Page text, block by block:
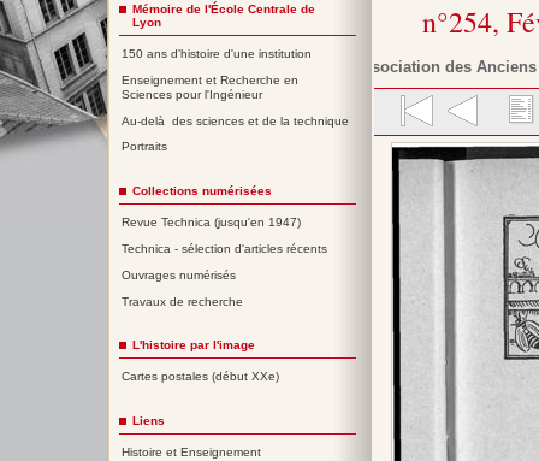
n°254,
Association des
Mémoire de l'École Centrale de
Lyon
150 ans d'histoire d'une institution
Enseignement et Recherche en
Sciences pour l'Ingénieur
Au-delà des sciences et de la technique
Portraits
Collections numérisées
Revue Technica (jusqu'en 1947)
Technica - sélection d'articles récents
Ouvrages numérisés
Travaux de recherche
L'histoire par l'image
Cartes postales (début XXe)
Liens
Histoire et Enseignement